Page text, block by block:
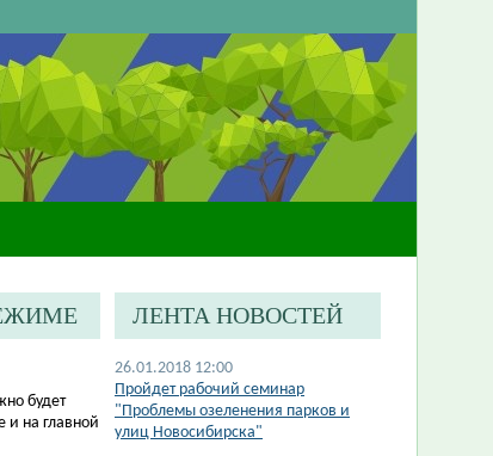
будет
и на главной
ЛЕНТА НОВОСТЕЙ
26.01.2018 12:00
Пройдет рабочий семинар
"Проблемы озеленения парков и
улиц Новосибирска"